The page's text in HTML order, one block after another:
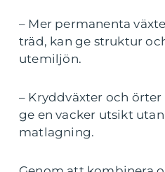
– Mer permanenta
träd, kan ge struktur
utemiljön.
– Kryddväxter och
ge en vacker utsikt
matlagning.